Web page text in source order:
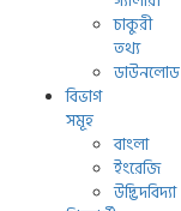
চাকুরী
তথ্য
ডাউনলোড
বিভাগ
সমূহ
বাংলা
ইংরেজি
উদ্ভিদবিদ্যা